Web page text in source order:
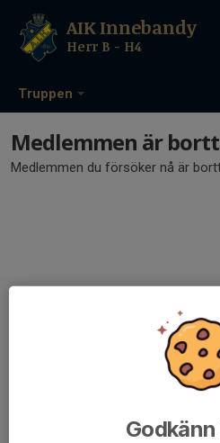
Truppen
AIK Innebandy
Herr B - H4
Medlemmen är
Medlemmen du försöker nå är